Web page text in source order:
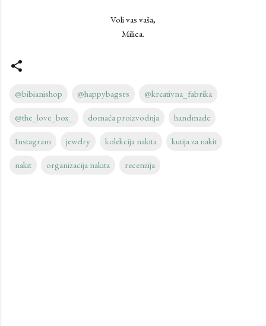
Voli vas vaša,
Milica.
@bibianishop @happybagsrs @kreativna_fabrika
@the_love_box_ domaća proizvodnja handmade
Instagram jewelry kolekcija nakita kutija za nakit
nakit organizacija nakita recenzija